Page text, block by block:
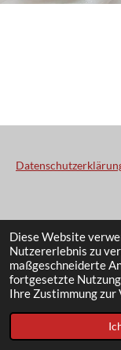
Diese Website
Nutzererlebnis zu
maßgeschneiderte
fortgesetzte
Ihre Zustimmung zur
© 2022 - 2026
Mit Unterstützung von